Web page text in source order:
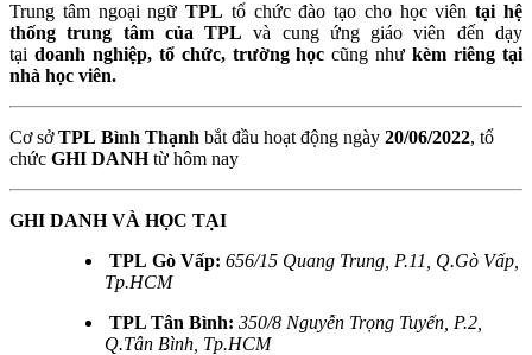
Trung tâm ngoại ngữTPL tổ chức đào tạo cho học viêntại hệ
thống trung tâm của TPLvà cung ứng giáo viên đến dạy
tại doanh nghiệp, tổ chức, trường học cũng nhưkèm riêng tại
nhà học viên.
Cơ sởTPL Bình Thạnh bắt đầu hoạt động ngày 20/06/2022, tổ
chức GHI DANHtừ hôm nay
GHI DANH VÀ HỌC TẠI
TPL Gò Vấp: 656/15 Quang Trung, P.11, Q.Gò Vấp,
Tp.HCM
TPL Tân Bình: 350/8 Nguyễn Trọng Tuyển, P.2,
Q.Tân Bình, Tp.HCM